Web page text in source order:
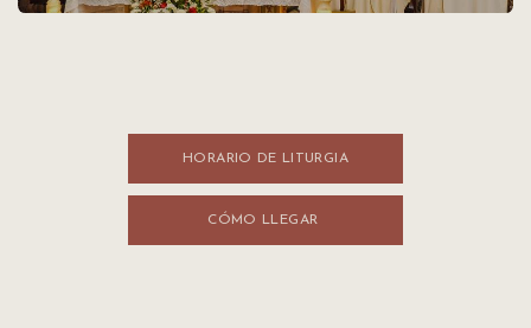
HORARIO DE LITURGI​​A
CÓMO LLEGA​​R